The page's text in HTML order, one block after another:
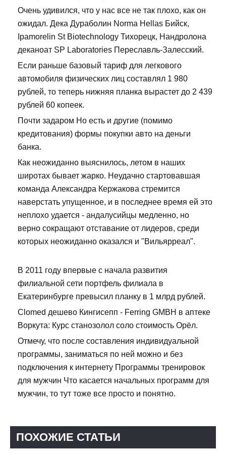
Очень удивился, что у нас все не так плохо, как он
ожидал. Дека Дураболин Norma Hellas Бийск,
Ipamorelin St Biotechnology Тихорецк, Нандролона
деканоат SP Laboratories Переславль-Залесский.
Если раньше базовый тариф для легкового
автомобиля физических лиц составлял 1 980
рублей, то теперь нижняя планка вырастет до 2 439
рублей 60 копеек.
Почти задаром Но есть и другие (помимо
кредитования) формы покупки авто на деньги
банка.
Как неожиданно выяснилось, летом в наших
широтах бывает жарко. Неудачно стартовавшая
команда Александра Кержакова стремится
наверстать упущенное, и в последнее время ей это
неплохо удается - андалусийцы медленно, но
верно сокращают отставание от лидеров, среди
которых неожиданно оказался и "Вильярреал".
В 2011 году впервые с начала развития
филиальной сети портфель филиала в
Екатеринбурге превысил планку в 1 млрд рублей.
Clomed дешево Кингисепп - Ferring GMBH в аптеке
Воркута: Курс станозолол соло стоимость Орёл.
Отмечу, что после составления индивидуальной
программы, заниматься по ней можно и без
подключения к интернету Программы тренировок
для мужчин Что касается начальных программ для
мужчин, то тут тоже все просто и понятно.
ПОХОЖИЕ СТАТЬИ